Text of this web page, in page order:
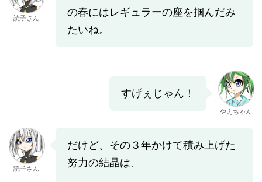
読子さん
の春にはレギュラーの座を掴んだみ
たいね。
すげぇじゃん！
やえちゃん
読子さん
だけど、その３年かけて積み上げた
努力の結晶は、